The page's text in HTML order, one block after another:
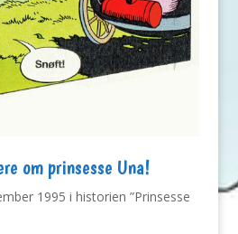
om prinsesse Una!
1995 i historien ”Prinsesse